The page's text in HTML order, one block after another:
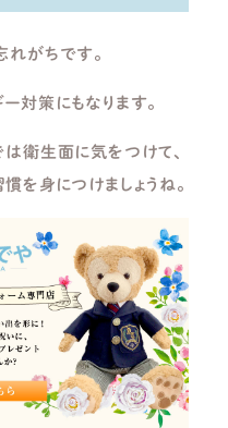
がちです。
対策にもなります。
衛生面に気をつけて、
を身につけましょうね。